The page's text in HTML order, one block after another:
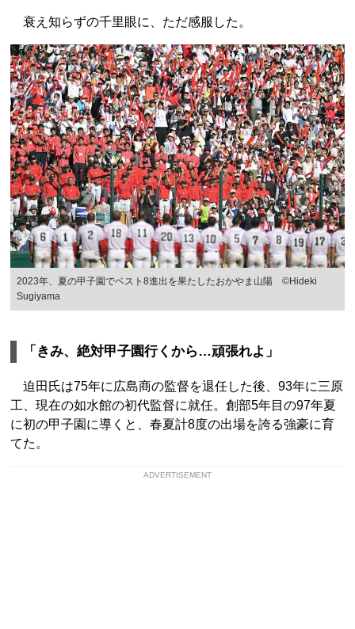
衰え知らずの千里眼に、ただ感服した。
2023年、夏の甲子園でベスト8進出を果たしたおかやま山陽 ©Hideki
Sugiyama
「きみ、絶対甲子園行くから…頑張れよ」
迫田氏は75年に広島商の監督を退任した後、93年に三原
工、現在の如水館の初代監督に就任。創部5年目の97年夏
に初の甲子園に導くと、春夏計8度の出場を誇る強豪に育
てた。
ADVERTISEMENT